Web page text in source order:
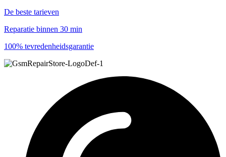
De beste tarieven
Reparatie binnen 30 min
100% tevredenheidsgarantie